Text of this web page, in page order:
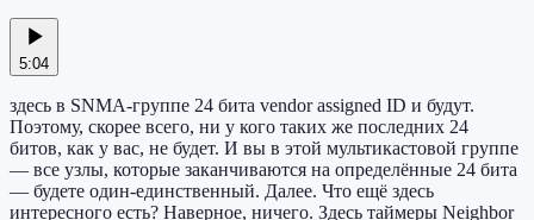
5:04
здесь в SNMA-группе 24 бита vendor assigned ID и будут.
Поэтому, скорее всего, ни у кого таких же последних 24
битов, как у вас, не будет. И вы в этой мультикастовой группе
— все узлы, которые заканчиваются на определённые 24 бита
— будете один-единственный. Далее. Что ещё здесь
интересного есть? Наверное, ничего. Здесь таймеры Neighbor